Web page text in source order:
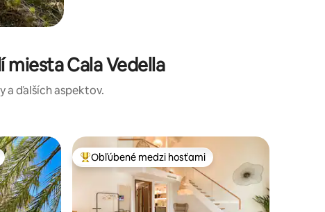
Cala Vedella
a ďalších aspektov.
Najobľúbenejšie medzi hosťami
Obľúbené medzi hosťami